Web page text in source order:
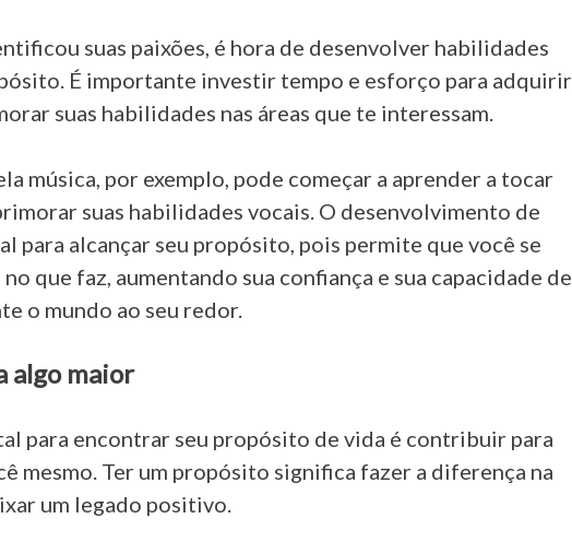
suas paixões, é hora de desenvolver habilidades
É importante investir tempo e esforço para adquirir
suas habilidades nas áreas que te interessam.
música, por exemplo, pode começar a aprender a tocar
suas habilidades vocais. O desenvolvimento de
para alcançar seu propósito, pois permite que você se
que faz, aumentando sua confiança e sua capacidade de
o mundo ao seu redor.
algo maior
para encontrar seu propósito de vida é contribuir para
mesmo. Ter um propósito significa fazer a diferença na
um legado positivo.